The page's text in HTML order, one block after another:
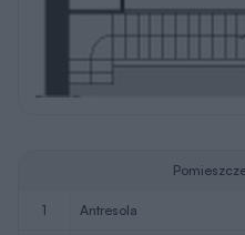
1 antresola